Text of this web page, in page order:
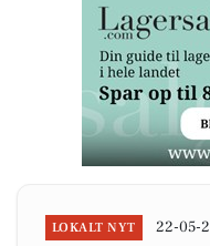
LOKALT NYT 22-05-